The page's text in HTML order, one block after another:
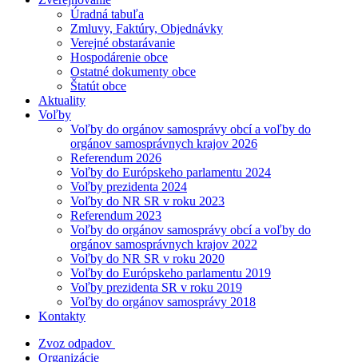
Úradná tabuľa
Zmluvy, Faktúry, Objednávky
Verejné obstarávanie
Hospodárenie obce
Ostatné dokumenty obce
Štatút obce
Aktuality
Voľby
Voľby do orgánov samosprávy obcí a voľby do
orgánov samosprávnych krajov 2026
Referendum 2026
Voľby do Európskeho parlamentu 2024
Voľby prezidenta 2024
Voľby do NR SR v roku 2023
Referendum 2023
Voľby do orgánov samosprávy obcí a voľby do
orgánov samosprávnych krajov 2022
Voľby do NR SR v roku 2020
Voľby do Európskeho parlamentu 2019
Voľby prezidenta SR v roku 2019
Voľby do orgánov samosprávy 2018
Kontakty
Zvoz odpadov
Organizácie